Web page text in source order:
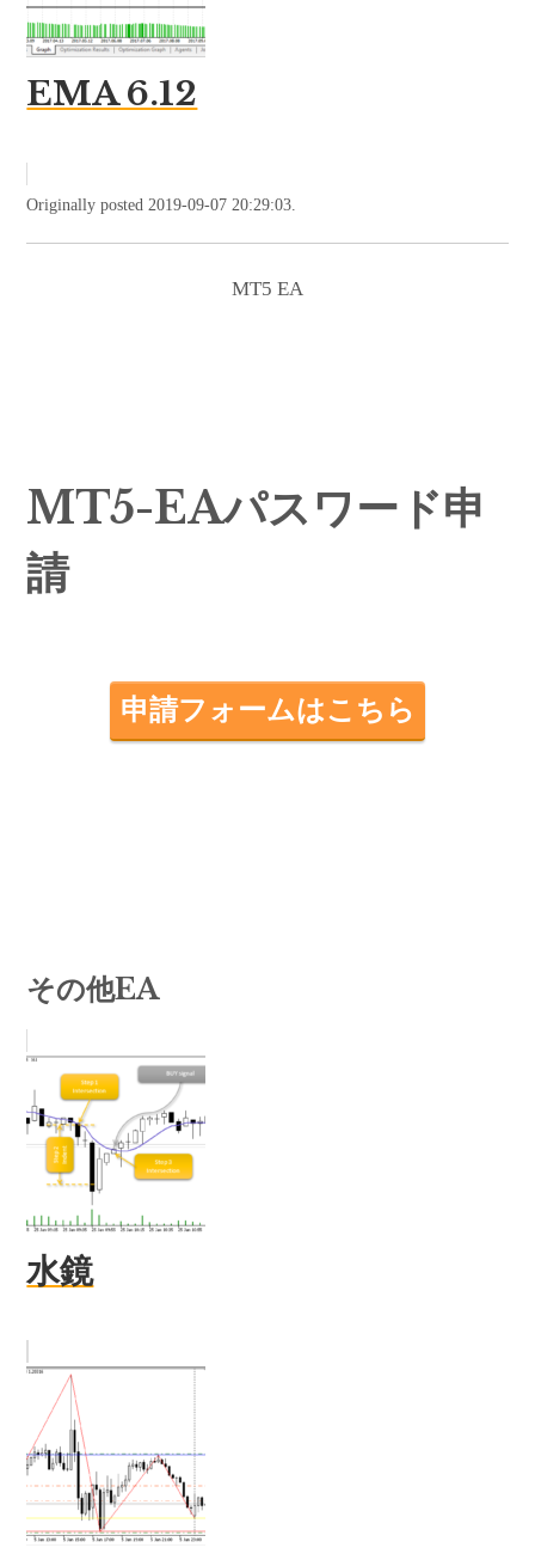
EMA 6.12
Originally posted 2019-09-07 20:29:03.
MT5 EA
MT5-EAパスワード申
請
申請フォームはこちら
その他EA
水鏡